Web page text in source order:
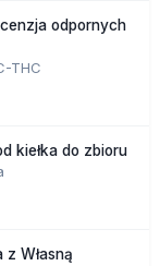
odpornych
THC
kiełka do zbioru
Własną